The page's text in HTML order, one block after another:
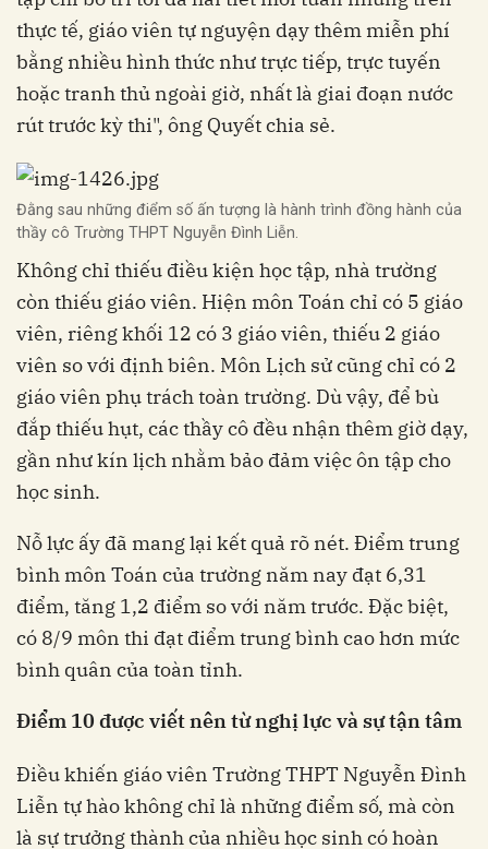
thực tế, giáo viên tự nguyện dạy thêm miễn phí
bằng nhiều hình thức như trực tiếp, trực tuyến
hoặc tranh thủ ngoài giờ, nhất là giai đoạn nước
rút trước kỳ thi", ông Quyết chia sẻ.
Đằng sau những điểm số ấn tượng là hành trình đồng hành của
thầy cô Trường THPT Nguyễn Đình Liễn.
Không chỉ thiếu điều kiện học tập, nhà trường
còn thiếu giáo viên. Hiện môn Toán chỉ có 5 giáo
viên, riêng khối 12 có 3 giáo viên, thiếu 2 giáo
viên so với định biên. Môn Lịch sử cũng chỉ có 2
giáo viên phụ trách toàn trường. Dù vậy, để bù
đắp thiếu hụt, các thầy cô đều nhận thêm giờ dạy,
gần như kín lịch nhằm bảo đảm việc ôn tập cho
học sinh.
Nỗ lực ấy đã mang lại kết quả rõ nét. Điểm trung
bình môn Toán của trường năm nay đạt 6,31
điểm, tăng 1,2 điểm so với năm trước. Đặc biệt,
có 8/9 môn thi đạt điểm trung bình cao hơn mức
bình quân của toàn tỉnh.
Điểm 10 được viết nên từ nghị lực và sự tận tâm
Điều khiến giáo viên Trường THPT Nguyễn Đình
Liễn tự hào không chỉ là những điểm số, mà còn
là sự trưởng thành của nhiều học sinh có hoàn